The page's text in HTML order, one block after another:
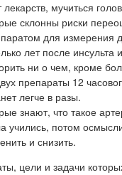
лекарств, мучиться
склонны риски
для измерения
лет после
ни о чем, кроме
препараты 12
легче в разы.
знают, что такое
учились, потом
и снизить.
цели и задачи